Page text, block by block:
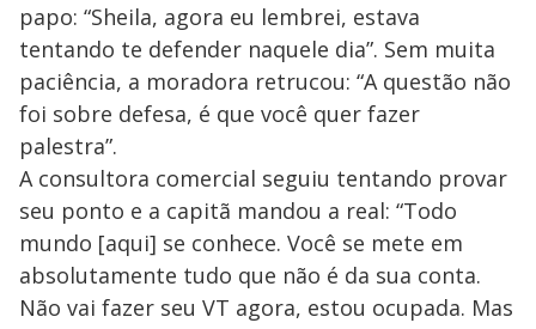
papo: “Sheila, agora eu lembrei, estava
tentando te defender naquele dia”. Sem muita
paciência, a moradora retrucou: “A questão não
foi sobre defesa, é que você quer fazer
palestra”.
A consultora comercial seguiu tentando provar
seu ponto e a capitã mandou a real: “Todo
mundo [aqui] se conhece. Você se mete em
absolutamente tudo que não é da sua conta.
Não vai fazer seu VT agora, estou ocupada. Mas